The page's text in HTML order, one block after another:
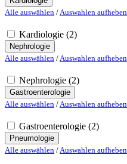
Alle auswählen / Auswahlen aufheben
Kardiologie (2)
Nephrologie
Alle auswählen / Auswahlen aufheben
Nephrologie (2)
Gastroenterologie
Alle auswählen / Auswahlen aufheben
Gastroenterologie (2)
Pneumologie
Alle auswählen / Auswahlen aufheben